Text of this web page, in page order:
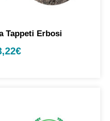
Tappeti Erbosi
€